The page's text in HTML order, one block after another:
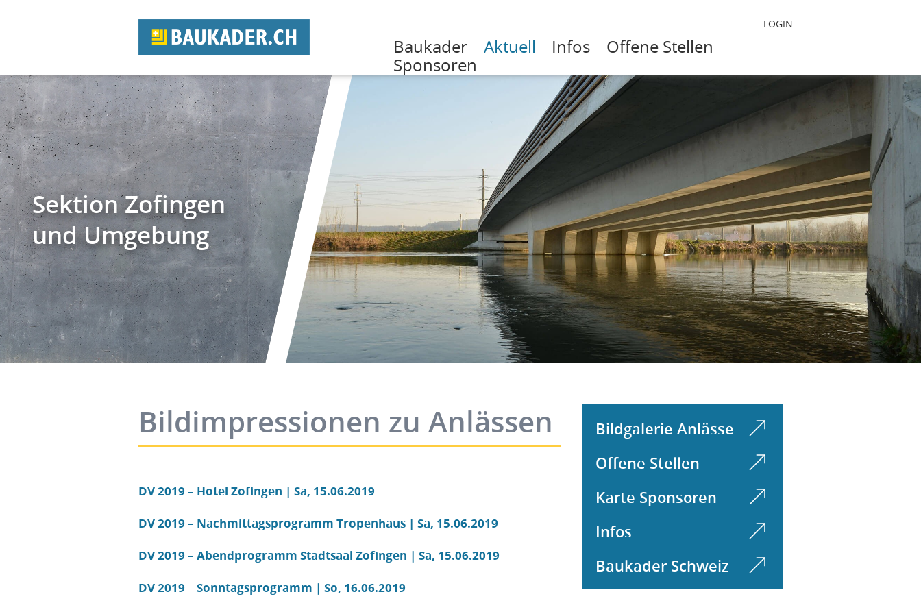
Baukader Aktuell Infos
Offene Stellen
Sponsoren
LOGIN
Sektion Zofingen
und Umgebung
Bildimpressionen zu Anlässen
DV 2019 – Hotel Zofingen | Sa, 15.06.2019
DV 2019 – Nachmittagsprogramm Tropenhaus | Sa, 15.06.2019
DV 2019 – Abendprogramm Stadtsaal Zofingen | Sa, 15.06.2019
DV 2019 – Sonntagsprogramm | So, 16.06.2019
Bildgalerie Anlässe
Offene Stellen
Karte Sponsoren
Infos
Baukader Schweiz